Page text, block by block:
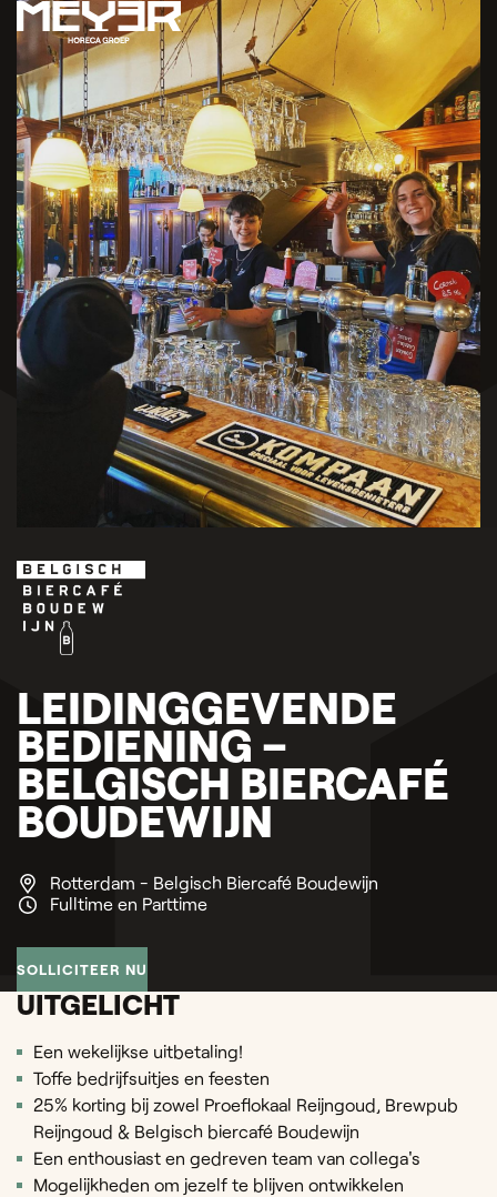
LEIDINGGEVENDE
BEDIENING –
BELGISCH BIERCAFÉ
BOUDEWIJN
Rotterdam - Belgisch Biercafé Boudewijn
Fulltime en Parttime
SOLLICITEER NU
UITGELICHT
Een wekelijkse uitbetaling!
Toffe bedrijfsuitjes en feesten
25% korting bij zowel Proeflokaal Reijngoud, Brewpub
Reijngoud & Belgisch biercafé Boudewijn
Een enthousiast en gedreven team van collega's
Mogelijkheden om jezelf te blijven ontwikkelen